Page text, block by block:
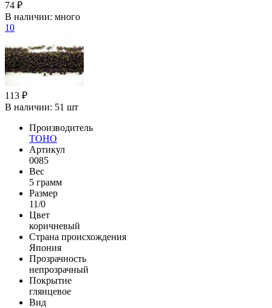
74 ₽
В наличии: много
10
113 ₽
В наличии: 51 шт
Производитель
TOHO
Артикул
0085
Вес
5 грамм
Размер
11/0
Цвет
коричневый
Страна происхождения
Япония
Прозрачность
непрозрачный
Покрытие
глянцевое
Вид